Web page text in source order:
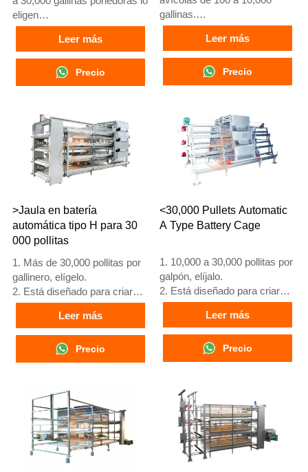
eligen
2. Gallinas adultas comienzan
a poner huevos a las 16
semanas
3. Su vida útil supera los 25
años
24 horas. Números de
WhatsApp: +8618830120193,
+234 8111199996
Leer más
Precio
gallinas.
2. Cría de pollos de 12 o 16
semanas para puesta de
huevos.
3. Vida útil de más de 25
años.
horas. Número de WhatsApp:
+8618830120193, +234
8111199996
Leer más
Precio
>Jaula en batería
automática tipo H para 30
000 pollitas
1. Más de 30,000 pollitas por
gallinero, elígelo.
2. Está diseñado para criar
pollitas mayores de 1 día
hasta gallinas de 12 a 16
semanas que comienzan a
poner huevos.
3. Su vida útil es de más de
4. Su estructura es fusión
inteligente artificial Vcloud,
gabinete de control eléctrico,
equipo automático de bebida,
alimentación, limpieza de
estiércol, cosecha manual.
Leer más
Precio
<30,000 Pullets Automatic
A Type Battery Cage
1. 10,000 a 30,000 pollitas por
galpón, elíjalo.
2. Está diseñado para criar
pollitas mayores de 1 día
hasta gallinas de 12 a 16
semanas que comienzan a
poner huevos.
3. Su vida útil es de más de
4. Su estructura es fusión
inteligente artificial Vcloud,
armario de control eléctrico,
equipo automático de bebida,
alimentación, limpieza de
estiércol, cosecha manual.
Leer más
Precio